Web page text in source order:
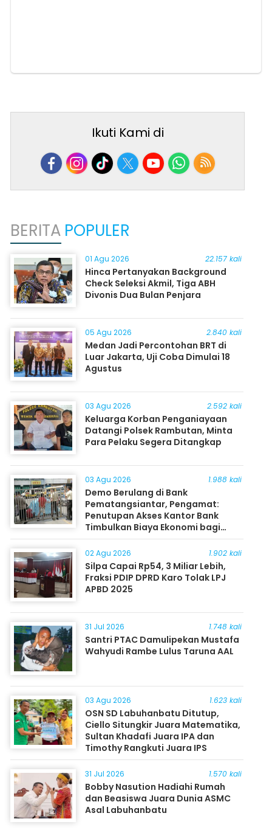
Ikuti Kami di
BERITA POPULER
01 Agu 2026 22.157 kali
Hinca Pertanyakan Background
Check Seleksi Akmil, Tiga ABH
Divonis Dua Bulan Penjara
05 Agu 2026 2.840 kali
Medan Jadi Percontohan BRT di
Luar Jakarta, Uji Coba Dimulai 18
Agustus
03 Agu 2026 2.592 kali
Keluarga Korban Penganiayaan
Datangi Polsek Rambutan, Minta
Para Pelaku Segera Ditangkap
03 Agu 2026 1.988 kali
Demo Berulang di Bank
Pematangsiantar, Pengamat:
Penutupan Akses Kantor Bank
Timbulkan Biaya Ekonomi bagi
Masyarakat
02 Agu 2026 1.902 kali
Silpa Capai Rp54, 3 Miliar Lebih,
Fraksi PDIP DPRD Karo Tolak LPJ
APBD 2025
31 Jul 2026 1.748 kali
Santri PTAC Damulipekan Mustafa
Wahyudi Rambe Lulus Taruna AAL
03 Agu 2026 1.623 kali
OSN SD Labuhanbatu Ditutup,
Ciello Situngkir Juara Matematika,
Sultan Khadafi Juara IPA dan
Timothy Rangkuti Juara IPS
31 Jul 2026 1.570 kali
Bobby Nasution Hadiahi Rumah
dan Beasiswa Juara Dunia ASMC
Asal Labuhanbatu